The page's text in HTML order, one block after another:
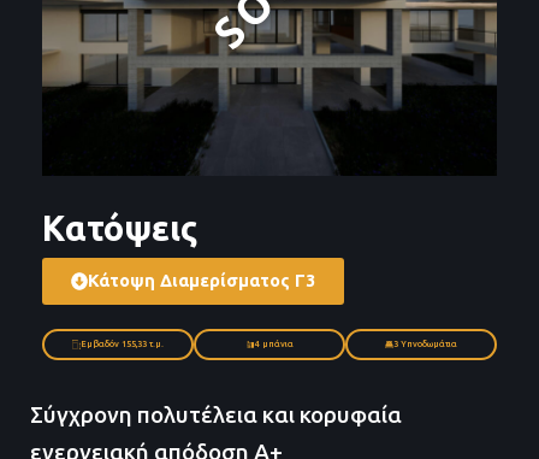
Κατόψεις
Κάτοψη Διαμερίσματος Γ3
Εμβαδόν 155,33 τ.μ. 4 μπάνια 3 Υπνοδωμάτια
Σύγχρονη πολυτέλεια και κορυφαία
ενεργειακή απόδοση Α+